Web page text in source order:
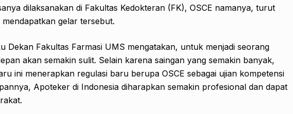
dilaksanakan di Fakultas Kedokteran (FK), OSCE namanya, turut
gelar tersebut.
Dekan Fakultas Farmasi UMS mengatakan, untuk menjadi seorang
akan semakin sulit. Selain karena saingan yang semakin banyak,
ini menerapkan regulasi baru berupa OSCE sebagai ujian kompetensi
Apoteker di Indonesia diharapkan semakin profesional dan dapat